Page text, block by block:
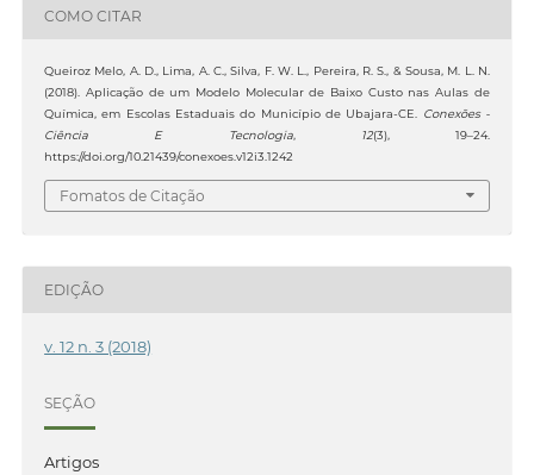
COMO CITAR
Queiroz Melo, A. D., Lima, A. C., Silva, F. W. L., Pereira, R. S., & Sousa, M. L. N.
(2018). Aplicação de um Modelo Molecular de Baixo Custo nas Aulas de
Química, em Escolas Estaduais do Município de Ubajara-CE.
Conexões -
Ciência E Tecnologia, 12(3), 19–24.
https://doi.org/10.21439/conexoes.v12i3.1242
Fomatos de Citação
EDIÇÃO
v. 12 n. 3 (2018)
SEÇÃO
Artigos